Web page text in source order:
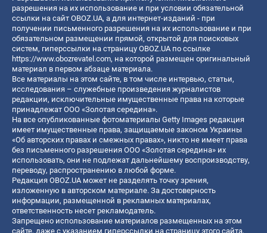
разрешения на их использование и при условии обязательной
ссылки на сайт OBOZ.UA, а для интернет-изданий - при
получении письменного разрешения на их использование и при
обязательном размещении прямой, открытой для поисковых
систем, гиперссылки на страницу OBOZ.UA по ссылке
https://www.obozrevatel.com, на которой размещен оригинальный
материал в первом абзаце материала.
Все материалы на этом сайте, в том числе интервью, статьи,
исследования – служебные произведения журналистов
редакции, исключительные имущественные права на которые
принадлежат ООО «Золотая середина».
На все опубликованные фотоматериалы Getty Images редакция
имеет имущественные права, защищаемые законом Украины
«Об авторских правах и смежных правах», никто не имеет права
без письменного разрешения ООО «Золотая середина» их
использовать, они не подлежат дальнейшему воспроизводству,
переводу, распространению в любой форме.
Редакция OBOZ.UA может не разделять точку зрения,
изложенную в авторском материале. За достоверность
информации, размещенной в рекламных материалах,
ответственность несет рекламодатель.
Запрещено использование материалов размещенных на этом
сайте, даже с указанием гиперссылки на страницу этого сайта,